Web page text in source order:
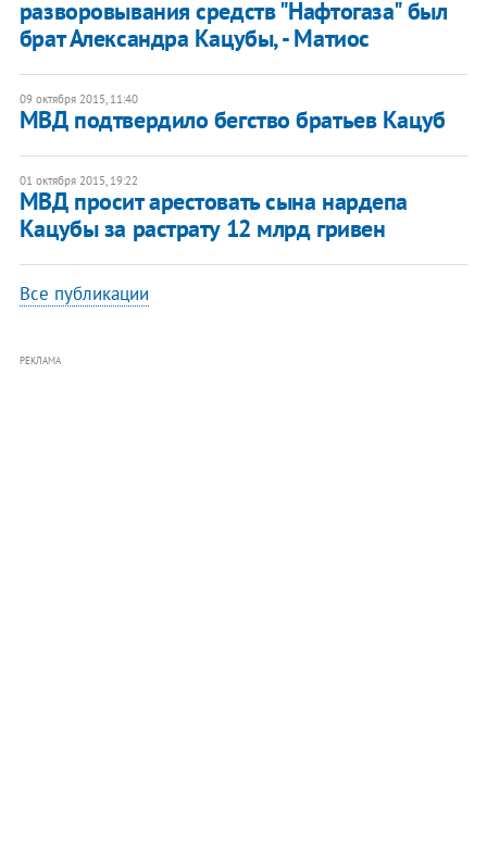
разворовывания средств "Нафтогаза" был
брат Александра Кацубы, - Матиос
09 октября 2015, 11:40
МВД подтвердило бегство братьев Кацуб
01 октября 2015, 19:22
МВД просит арестовать сына нардепа
Кацубы за растрату 12 млрд гривен
Все публикации
РЕКЛАМА